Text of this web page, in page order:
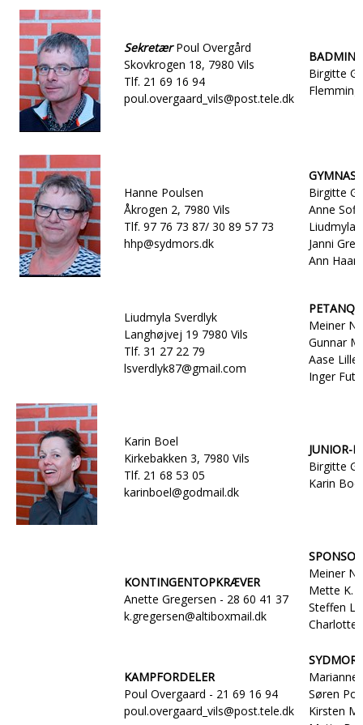
Sekretær Poul Overgård
Skovkrogen 18, 7980 Vils
Tlf. 21 69 16 94
poul.overgaard_vils@post.tele.dk
Birgitte
Hanne Poulsen
Åkrogen 2, 7980 Vils
Tlf. 97 76 73 87/ 30 89 57 73
hhp@sydmors.dk
Birgitte
Anne
Liudmyla
Janni
Ann
Liudmyla Sverdlyk
Langhøjvej 19 7980 Vils
Tlf. 31 27 22 79
lsverdlyk87@gmail.com
Meiner
Gunnar
Aase
Inger
Karin Boel
Kirkebakken 3, 7980 Vils
Tlf. 21 68 53 05
karinboel@godmail.dk
JUNIOR-
Birgitte
Karin
KONTINGENTOPKRÆVER
Anette Gregersen - 28 60 41 37
k.gregersen@altiboxmail.dk
Meiner
Mette K.
Steffen
Charlotte
KAMPFORDELER
Poul Overgaard - 21 69 16 94
poul.overgaard_vils@post.tele.dk
Marianne
Søren
Kirsten